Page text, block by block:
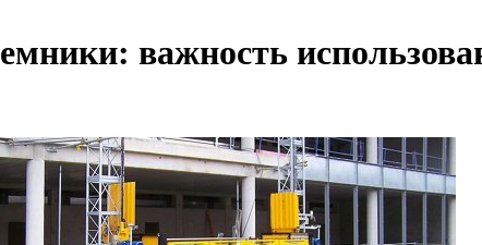
важность